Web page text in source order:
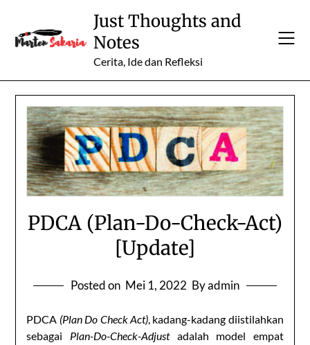
content
Just Thoughts and
Notes
Cerita, Ide dan Refleksi
PDCA (Plan-Do-Check-Act)
[Update]
Posted on Mei 1, 2022 By admin
PDCA (Plan Do Check Act), kadang-kadang diistilahkan
sebagai Plan-Do-Check-Adjustadalah model empat